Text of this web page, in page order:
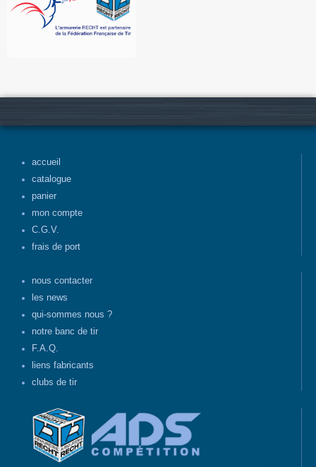
accueil
catalogue
panier
mon compte
C.G.V.
frais de port
nous contacter
les news
qui-sommes nous ?
notre banc de tir
F.A.Q.
liens fabricants
clubs de tir